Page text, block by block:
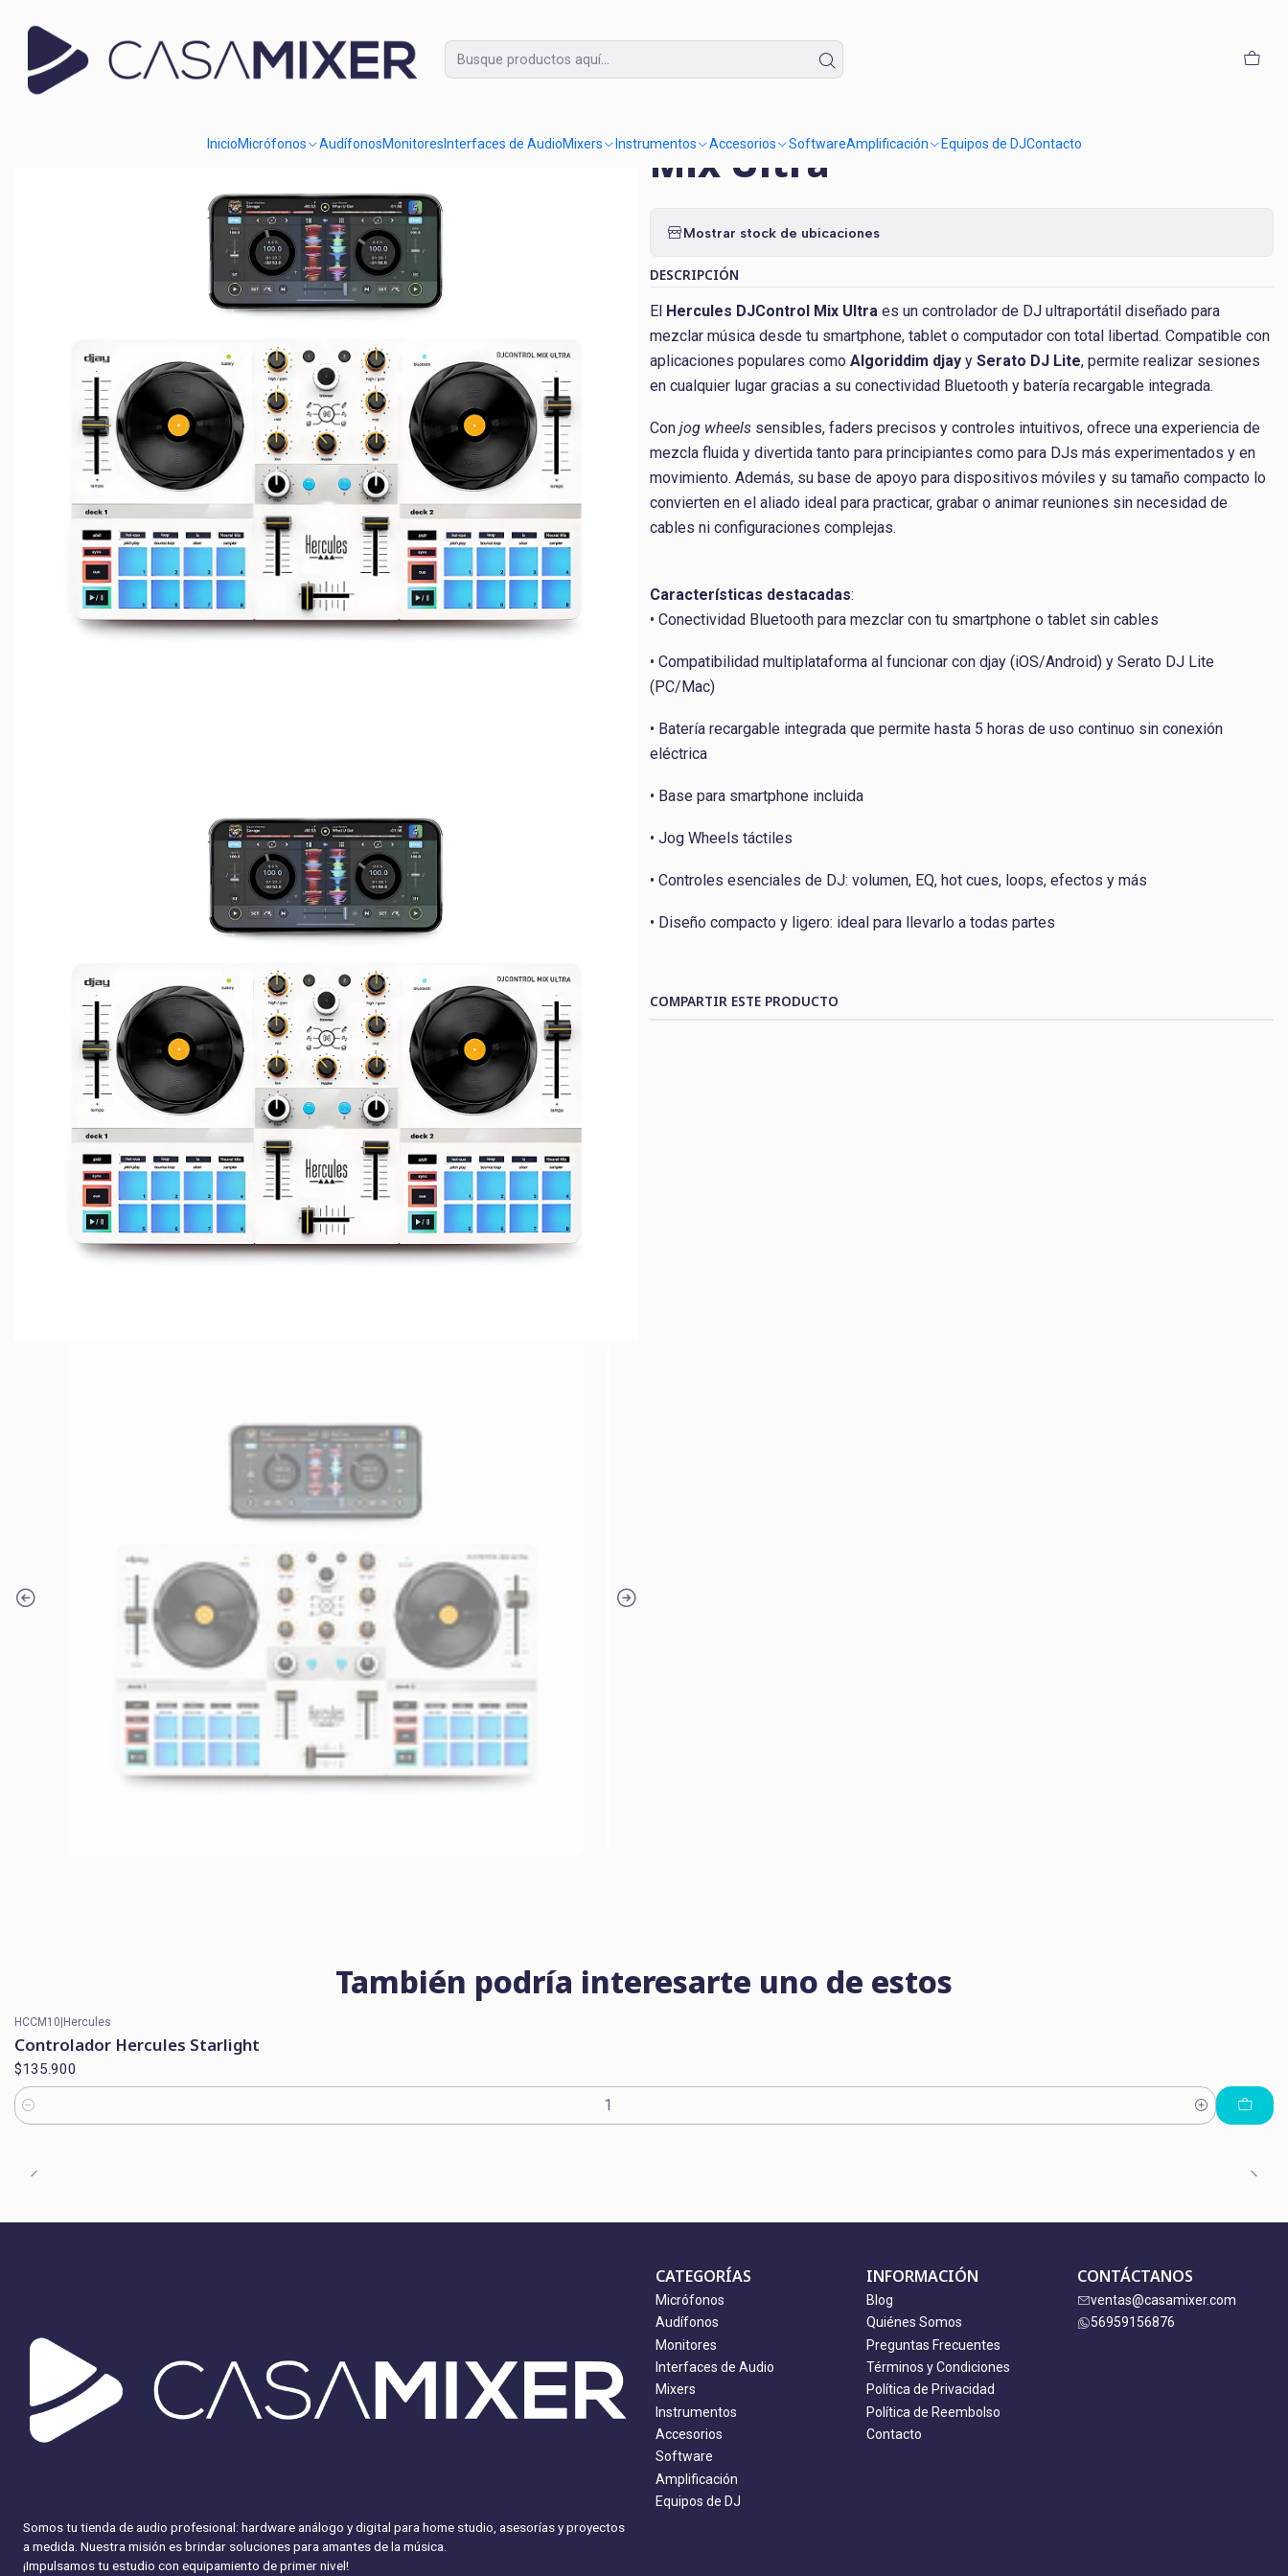
InicioMicrófonos AudífonosMonitores Interfaces de AudioMixers Instrumentos Accesorios SoftwareAmplificación Equipos de DJContacto
Inicio Catálogo
Controlador Hercules DJControl
Mix Ultra
Mostrar stock de ubicaciones
DESCRIPCIÓN
El Hercules DJControl Mix Ultra es un controlador de DJ ultraportátil diseñado para
mezclar música desde tu smartphone, tablet o computador con total libertad. Compatible con
aplicaciones populares como Algoriddim djay y Serato DJ Lite, permite realizar sesiones
en cualquier lugar gracias a su conectividad Bluetooth y batería recargable integrada.
Con jog wheels sensibles, faders precisos y controles intuitivos, ofrece una experiencia de
mezcla fluida y divertida tanto para principiantes como para DJs más experimentados y en
movimiento. Además, su base de apoyo para dispositivos móviles y su tamaño compacto lo
convierten en el aliado ideal para practicar, grabar o animar reuniones sin necesidad de
cables ni configuraciones complejas.
Características destacadas:
• Conectividad Bluetooth para mezclar con tu smartphone o tablet sin cables
• Compatibilidad multiplataforma al funcionar con djay (iOS/Android) y Serato DJ Lite
(PC/Mac)
• Batería recargable integrada que permite hasta 5 horas de uso continuo sin conexión
eléctrica
• Base para smartphone incluida
• Jog Wheels táctiles
• Controles esenciales de DJ: volumen, EQ, hot cues, loops, efectos y más
• Diseño compacto y ligero: ideal para llevarlo a todas partes
COMPARTIR ESTE PRODUCTO
También podría interesarte uno de estos
HCCM10 Hercules
Controlador Hercules Starlight
$135.900
Cantidad
Somos tu tienda de audio profesional: hardware análogo y digital para home studio, asesorías y proyectos
a medida. Nuestra misión es brindar soluciones para amantes de la música.
¡Impulsamos tu estudio con equipamiento de primer nivel!
CATEGORÍAS
Micrófonos
Audífonos
Monitores
Interfaces de Audio
Mixers
Instrumentos
Accesorios
Software
Amplificación
Equipos de DJ
INFORMACIÓN
Blog
Quiénes Somos
Preguntas Frecuentes
Términos y Condiciones
Política de Privacidad
Política de Reembolso
Contacto
CONTÁCTANOS
ventas@casamixer.com
56959156876